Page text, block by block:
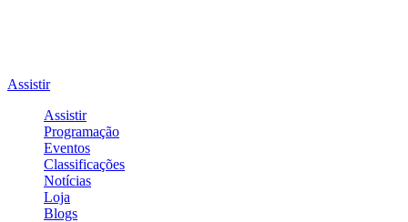
Assistir
Assistir
Programação
Eventos
Classificações
Notícias
Loja
Blogs